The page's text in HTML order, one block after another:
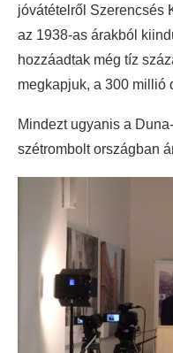
jóvátételről Szerencsés
az 1938-as árakból
hozzáadtak még tíz
megkapjuk, a 300 millió
Mindezt ugyanis a
szétrombolt országban